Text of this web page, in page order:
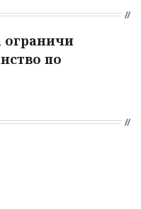
ограничи
по